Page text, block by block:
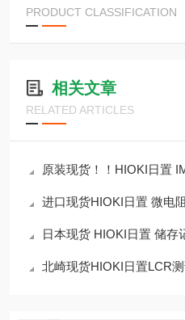
PRODUCT CLASSIFICATION
相关文章
RELATED ARTICLES
原装现货！！HIOKI日置
进口现货HIOKI日置 微电
日本现货 HIOKI日置 储存
北崎现货HIOKI日置LCR